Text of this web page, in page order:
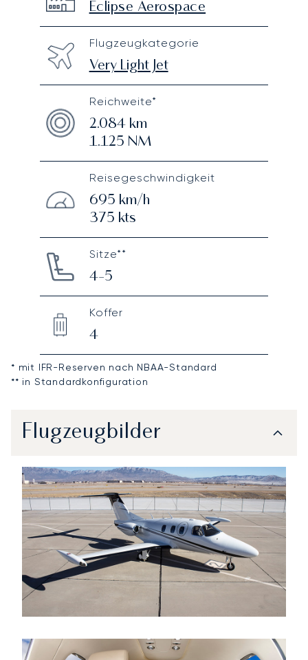
Eclipse Aerospace
Flugzeugkategorie
Very Light Jet
Reichweite*
2.084km
1.125 NM
Reisegeschwindigkeit
695 km/h
375 kts
Sitze**
4-5
Koffer
4
* mit IFR-Reserven nach NBAA-Standard
** in Standardkonfiguration
Flugzeugbilder